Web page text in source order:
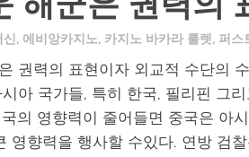
신, 에비앙카지노, 카지노 바카라 룰렛, 퍼스
권력의 표현이자 외교적 수단의
아 국가들, 특히 한국, 필리핀 그
의 영향력이 줄어들면 중국은 아
영향력을 행사할 수있다. 연방 검